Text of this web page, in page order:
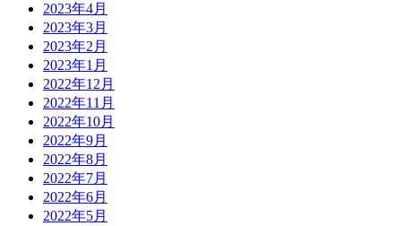
2023年4月
2023年3月
2023年2月
2023年1月
2022年12月
2022年11月
2022年10月
2022年9月
2022年8月
2022年7月
2022年6月
2022年5月